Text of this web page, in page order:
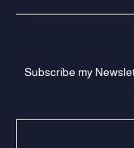
Subscribe my